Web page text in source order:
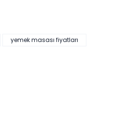
yemek masası fiyatları